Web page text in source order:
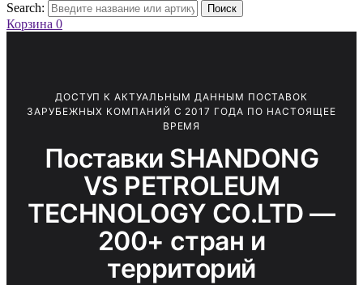
Search:
Поиск
Корзина 0
ДОСТУП К АКТУАЛЬНЫМ ДАННЫМ ПОСТАВОК
ЗАРУБЕЖНЫХ КОМПАНИЙ С 2017 ГОДА ПО НАСТОЯЩЕЕ
ВРЕМЯ
Поставки SHANDONG
VS PETROLEUM
TECHNOLOGY CO.LTD —
200+ стран и
территорий